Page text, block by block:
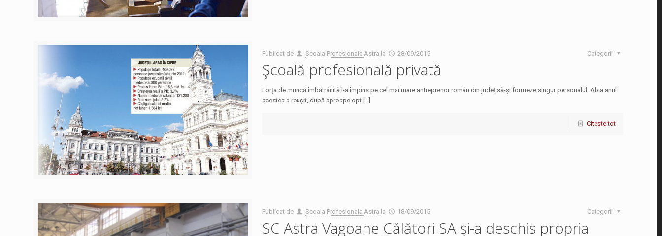
Publicat de Scoala Profesionala Astra la 28/09/2015 Categorii
Şcoală profesională privată
Forța de muncă îmbătrânită l-a împins pe cel mai mare antreprenor român din județ să-și formeze singur personalul. Abia anul
acestea a reușit, după aproape opt […]
Citește tot
Publicat de Scoala Profesionala Astra la 18/09/2015 Categorii
SC Astra Vagoane Călători SA şi-­a deschis propria